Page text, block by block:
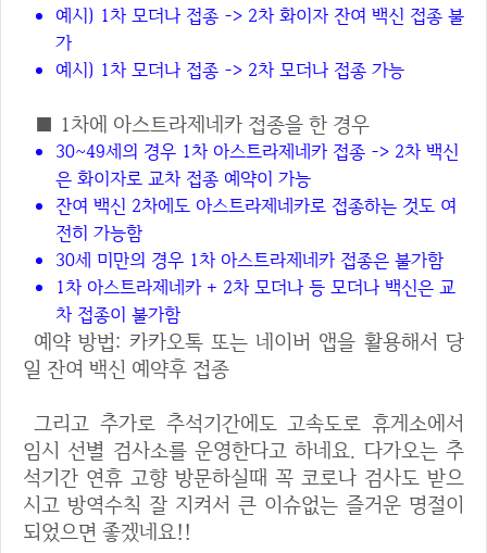
예시) 1차 모더나 접종 -> 2차 화이자 잔여 백신 접종 불
가
예시) 1차 모더나 접종 -> 2차 모더나 접종 가능
■ 1차에 아스트라제네카 접종을 한 경우
30~49세의 경우 1차 아스트라제네카 접종 -> 2차 백신
은 화이자로 교차 접종 예약이 가능
잔여 백신 2차에도 아스트라제네카로 접종하는 것도 여
전히 가능함
30세 미만의 경우 1차 아스트라제네카 접종은 불가함
1차 아스트라제네카 + 2차 모더나 등 모더나 백신은 교
차 접종이 불가함
예약 방법: 카카오톡 또는 네이버 앱을 활용해서 당
일 잔여 백신 예약후 접종
그리고 추가로 추석기간에도 고속도로 휴게소에서
임시 선별 검사소를 운영한다고 하네요. 다가오는 추
석기간 연휴 고향 방문하실때 꼭 코로나 검사도 받으
시고 방역수칙 잘 지켜서 큰 이슈없는 즐거운 명절이
되었으면 좋겠네요!!